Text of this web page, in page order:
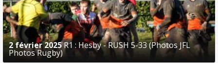
2 février 2025R1 : Hesby - RUSH 5-33 (Photos JFL
Photos Rugby)